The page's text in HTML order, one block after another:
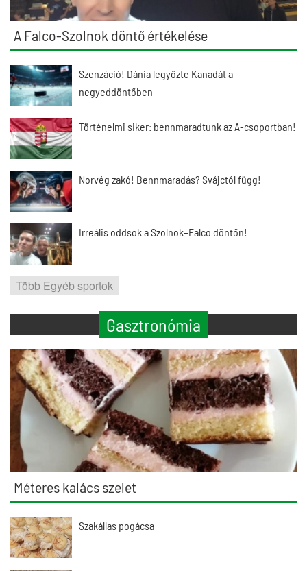
A Falco-Szolnok döntő értékelése
Szenzáció! Dánia legyőzte Kanadát a
negyeddöntőben
Történelmi siker: bennmaradtunk az A-csoportban!
Norvég zakó! Bennmaradás? Svájctól függ!
Irreális oddsok a Szolnok–Falco döntőn!
Több Egyéb sportok
Gasztronómia
Méteres kalács szelet
Szakállas pogácsa